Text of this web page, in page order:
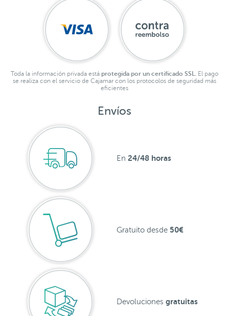
Toda la información privada está protegida por un certificado SSL. El pago
se realiza con el servicio de Cajamar con los protocolos de seguridad más
eficientes
Envíos
En 24/48 horas
Gratuito desde 50€
Devoluciones gratuitas